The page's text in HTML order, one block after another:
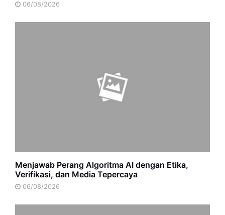
06/08/2026
Menjawab Perang Algoritma AI dengan Etika,
Verifikasi, dan Media Tepercaya
06/08/2026